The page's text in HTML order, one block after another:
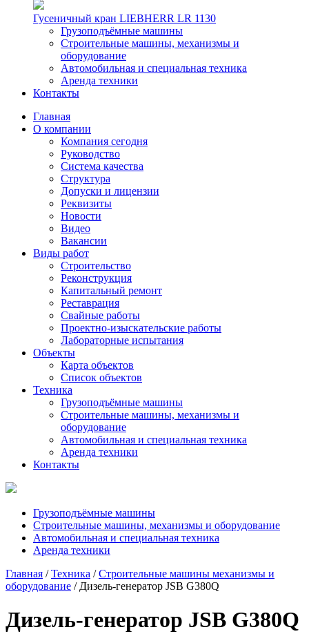
Гусеничный кран LIEBHERR LR 1130
Грузоподъёмные машины
Строительные машины, механизмы и
оборудование
Автомобильная и специальная техника
Аренда техники
Контакты
Главная
О компании
Компания сегодня
Руководство
Система качества
Структура
Допуски и лицензии
Реквизиты
Новости
Видео
Вакансии
Виды работ
Строительство
Реконструкция
Капитальный ремонт
Реставрация
Свайные работы
Проектно-изыскательские работы
Лабораторные испытания
Объекты
Карта объектов
Список объектов
Техника
Грузоподъёмные машины
Строительные машины, механизмы и
оборудование
Автомобильная и специальная техника
Аренда техники
Контакты
Грузоподъёмные машины
Строительные машины, механизмы и оборудование
Автомобильная и специальная техника
Аренда техники
Главная /Техника /Строительные машины механизмы и
оборудование / Дизель-генератор JSB G380Q
Дизель-генератор JSB G380Q